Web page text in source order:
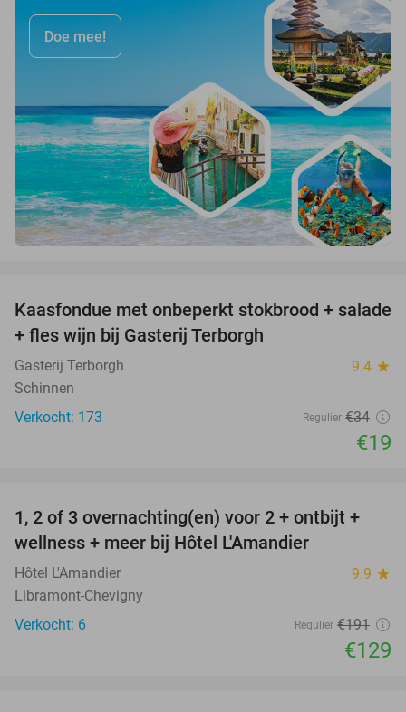
Doe mee!
44%
Kaasfondue met onbeperkt stokbrood + salade
+ fles wijn bij Gasterij Terborgh
Gasterij Terborgh 9.4 star
Schinnen
Verkocht: 173
Regulier €34
€19
32%
TODAY
1, 2 of 3 overnachting(en) voor 2 + ontbijt +
wellness + meer bij Hôtel L'Amandier
Hôtel L'Amandier 9.9 star
Libramont-Chevigny
Verkocht: 6
Regulier €191
€129